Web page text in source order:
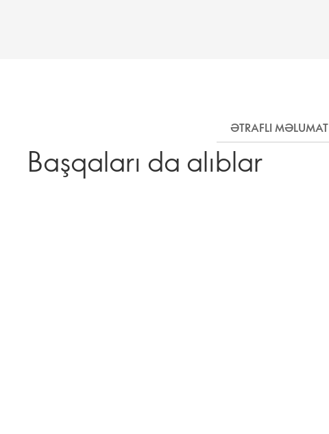
ƏTRAFLI MƏLUMAT
Başqaları da alıblar